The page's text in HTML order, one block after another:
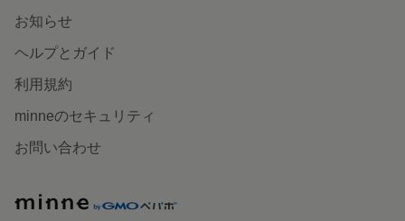
お知らせ
ヘルプとガイド
利用規約
minneのセキュリティ
お問い合わせ